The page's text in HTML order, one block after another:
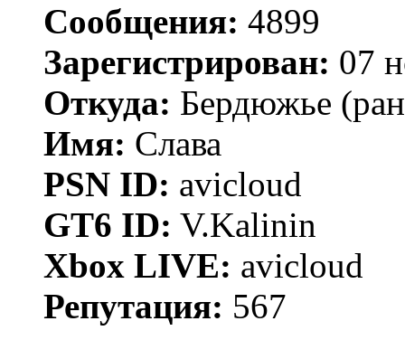
Сообщения: 4899
Зарегистрирован: 07
Откуда: Бердюжье
Имя: Слава
PSN ID: avicloud
GT6 ID: V.Kalinin
Xbox LIVE: avicloud
Репутация: 567